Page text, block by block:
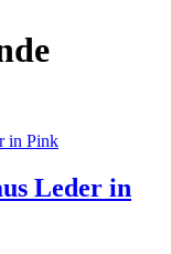
Leder in